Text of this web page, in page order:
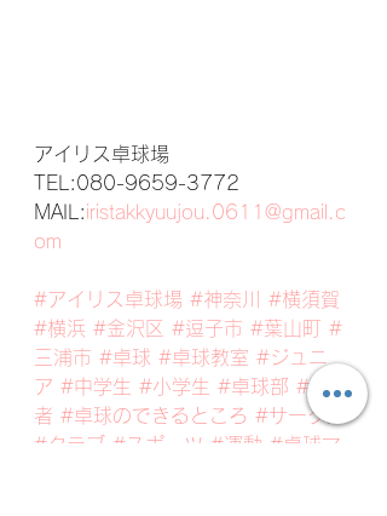
アイリス卓球場
TEL:080-9659-3772
MAIL:iristakkyuujou.0611@gmail.c
om
#アイリス卓球場 #神奈川
#横須賀
#横浜 #金沢区 #逗子市 #葉山町
#
三浦市 #卓球 #卓球教室 #ジュニ
ア #中学生 #小学生 #卓球部 #初心
者 #卓球のできるところ #サークル
#クラブ #スポーツ #運動 #卓球マ